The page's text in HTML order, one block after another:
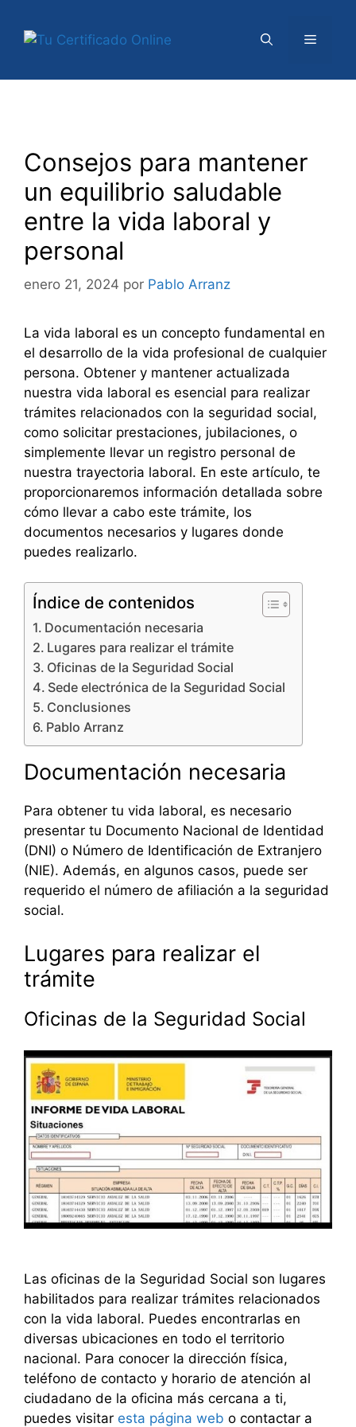
contenido
Menú
Consejos para mantener
un equilibrio saludable
entre la vida laboral y
personal
enero 21, 2024 por Pablo Arranz
La vida laboral es un concepto fundamental en
el desarrollo de la vida profesional de cualquier
persona. Obtener y mantener actualizada
nuestra vida laboral es esencial para realizar
trámites relacionados con la seguridad social,
como solicitar prestaciones, jubilaciones, o
simplemente llevar un registro personal de
nuestra trayectoria laboral. En este artículo, te
proporcionaremos información detallada sobre
cómo llevar a cabo este trámite, los
documentos necesarios y lugares donde
puedes realizarlo.
Índice de contenidos
Documentación necesaria
Lugares para realizar el trámite
Oficinas de la Seguridad Social
Sede electrónica de la Seguridad Social
Conclusiones
Pablo Arranz
Documentación necesaria
Para obtener tu vida laboral, es necesario
presentar tu Documento Nacional de Identidad
(DNI) o Número de Identificación de Extranjero
(NIE). Además, en algunos casos, puede ser
requerido el número de afiliación a la seguridad
social.
Lugares para realizar el
trámite
Oficinas de la Seguridad Social
Las oficinas de la Seguridad Social son lugares
habilitados para realizar trámites relacionados
con la vida laboral. Puedes encontrarlas en
diversas ubicaciones en todo el territorio
nacional. Para conocer la dirección física,
teléfono de contacto y horario de atención al
ciudadano de la oficina más cercana a ti,
puedes visitar esta página web o contactar a